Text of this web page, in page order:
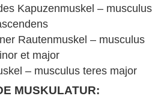
Kapuzenmuskel – musculus
Rautenmuskel – musculus
et major
– musculus teres major
MUSKULATUR: